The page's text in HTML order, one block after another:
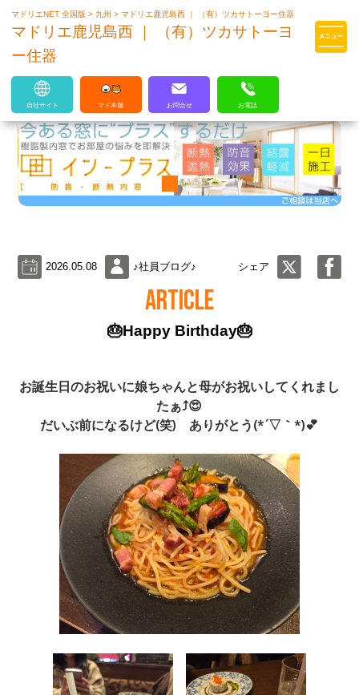
マドリエはLIXILの厳しい基準を
クリアした住まいのプロ集団です
マドリエNET 全国版> 九州>マドリエ鹿児島西 ｜ （有）ツカサトーヨー住器
マドリエ鹿児島西 ｜ （有）ツカサトーヨ
ー住器
自社サイト マド本舗 お問合せ お電話
2026.05.08 ♪社員ブログ♪ シェア
ARTICLE
🎂Happy Birthday🎂